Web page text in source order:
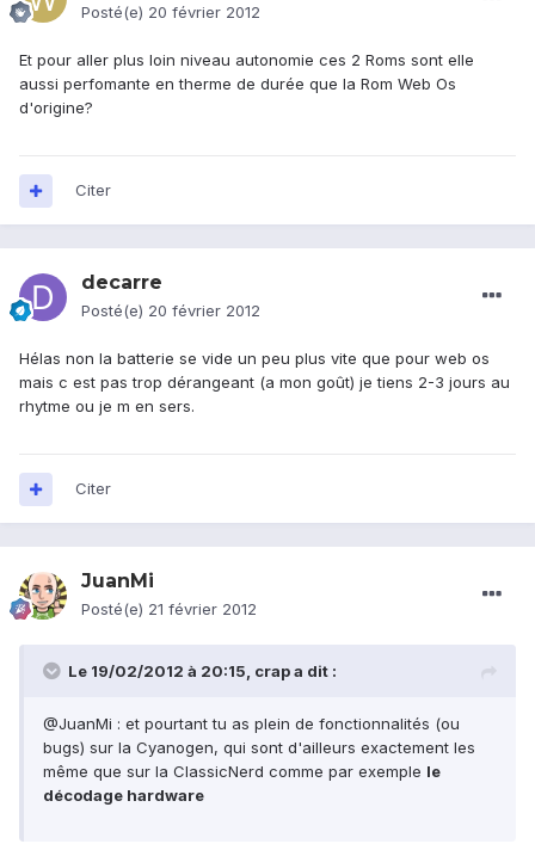
Posté(e) 20 février 2012
Et pour aller plus loin niveau autonomie ces 2 Roms sont elle
aussi perfomante en therme de durée que la Rom Web Os
d'origine?
Citer
decarre
Posté(e) 20 février 2012
Hélas non la batterie se vide un peu plus vite que pour web os
mais c est pas trop dérangeant (a mon goût) je tiens 2-3 jours au
rhytme ou je m en sers.
Citer
JuanMi
Posté(e) 21 février 2012
Le 19/02/2012 à 20:15, crap a dit :
@JuanMi : et pourtant tu as plein de fonctionnalités (ou
bugs) sur la Cyanogen, qui sont d'ailleurs exactement les
même que sur la ClassicNerd comme par exemple le
décodage hardware